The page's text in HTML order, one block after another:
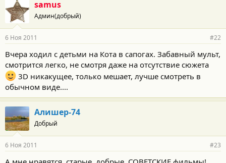
samus
Админ(добрый)
6 Ноя 2011 #22
Вчера ходил с детьми на Кота в сапогах. Забавный мульт,
смотрится легко, не смотря даже на отсутствие сюжета
3D никакущее, только мешает, лучше смотреть в
обычном виде....
Алишер-74
Добрый
6 Ноя 2011 #23